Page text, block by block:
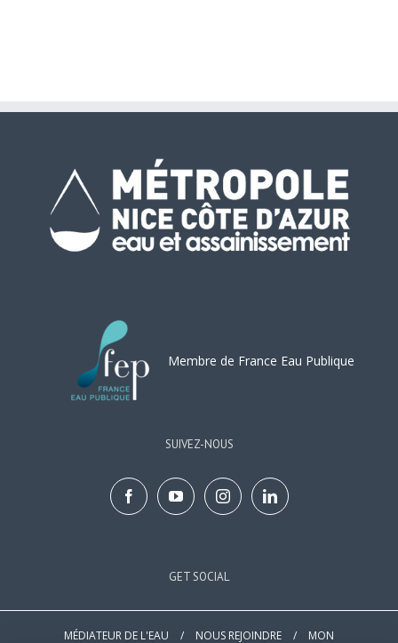
Membre de France Eau Publique
SUIVEZ-NOUS
GET SOCIAL
MÉDIATEUR DE L'EAU / NOUS REJOINDRE / MON